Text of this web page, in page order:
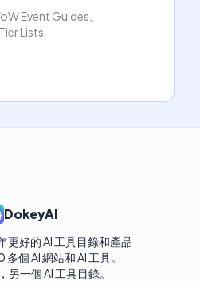
Event Guides,
Lists
DokeyAI
好的 AI 工具目錄和產品
個 AI 網站和 AI 工具。
一個 AI 工具目錄。